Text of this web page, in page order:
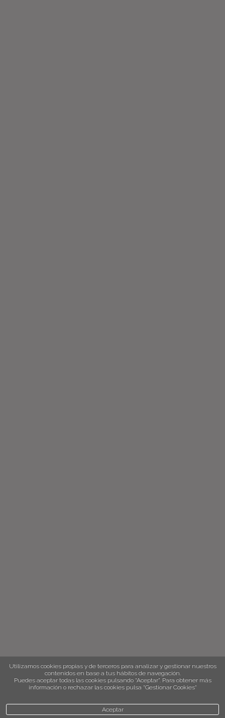
Utilizamos cookies propias y de terceros para analizar y gestionar nuestros
contenidos en base a tus hábitos de navegación.
Puedes aceptar todas las cookies pulsando “Aceptar”. Para obtener más
información o rechazar las cookies pulsa “Gestionar Cookies“
Aceptar